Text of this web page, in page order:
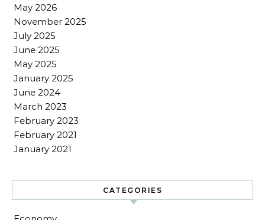
May 2026
November 2025
July 2025
June 2025
May 2025
January 2025
June 2024
March 2023
February 2023
February 2021
January 2021
CATEGORIES